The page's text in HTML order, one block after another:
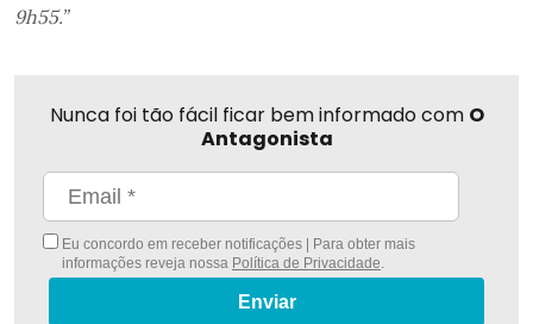
9h55.”
Nunca foi tão fácil ficar bem informado com O
Antagonista
Eu concordo em receber notificações | Para obter mais
informações reveja nossa Política de Privacidade.
Enviar